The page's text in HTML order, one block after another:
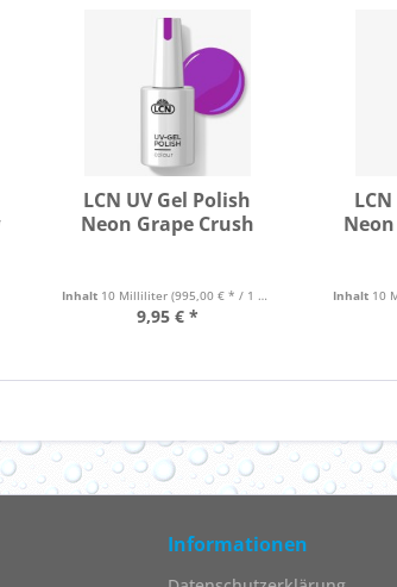
LCN UV Gel Polish
Neon Grape Crush
Inhalt 10 Milliliter(995,00 € * / 1 Liter)
9,95 € *
Inhalt 10
Informationen